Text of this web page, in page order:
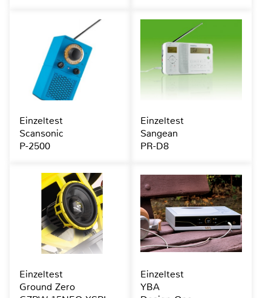
Einzeltest
Scansonic
P-2500
Einzeltest
Sangean
PR-D8
Einzeltest
Ground Zero
Einzeltest
YBA